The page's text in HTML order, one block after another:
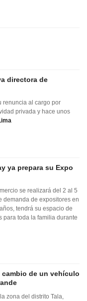
directora de
renuncia al cargo por
privada y hace unos
ya prepara su Expo
se realizará del 2 al 5
demanda de expositores en
tendrá su espacio de
para toda la familia durante
de un vehículo
zona del distrito Tala,